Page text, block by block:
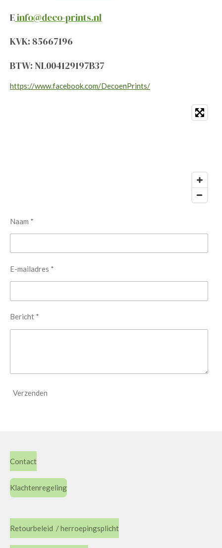
Einfo@deco-prints.nl
KVK: 85667196
BTW: NL004129197B37
https://www.facebook.com/DecoenPrints/
Naam *
E-mailadres *
Bericht *
Verzenden
Contact
Klachtenregeling
Retourbeleid / herroepingsplicht